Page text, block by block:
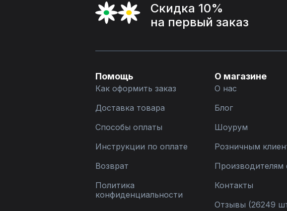
Скидка 10%
на первый заказ
Помощь
Как оформить заказ
Доставка товара
Способы оплаты
Инструкции по оплате
Возврат
Политика
конфиденциальности
О магазине
О нас
Блог
Шоурум
Розничным
Контакты
Отзывы (26249